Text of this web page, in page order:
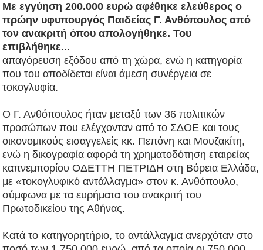
Με εγγύηση 200.000 ευρώ αφέθηκε ελεύθερος ο
πρώην υφυπουργός Παιδείας Γ. Ανθόπουλος από
τον ανακριτή όπου απολογήθηκε. Του
επιβλήθηκε...
απαγόρευση εξόδου από τη χώρα, ενώ η κατηγορία
που του αποδίδεται είναι άμεση συνέργεια σε
τοκογλυφία.
Ο Γ. Ανθόπουλος ήταν μεταξύ των 36 πολιτικών
προσώπων που ελέγχονταν από το ΣΔΟΕ και τους
οικονομικούς εισαγγελείς κκ. Πεπόνη και Μουζακίτη,
ενώ η δικογραφία αφορά τη χρηματοδότηση εταιρείας
καπνεμπορίου ΟΔΕΤΤΗ ΠΕΤΡΙΔΗ στη Βόρεια Ελλάδα,
με «τοκογλυφικό αντάλλαγμα» στον κ. Ανθόπουλο,
σύμφωνα με τα ευρήματα του ανακριτή του
Πρωτοδικείου της Αθήνας.
Κατά το κατηγορητήριο, το αντάλλαγμα ανερχόταν στο